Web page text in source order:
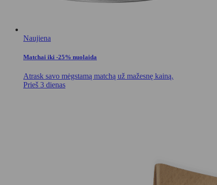
Naujiena
Matchai iki -25% nuolaida
Atrask savo mėgstamą matchą už mažesnę kainą.
Prieš 3 dienas